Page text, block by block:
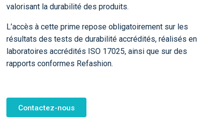
valorisant la durabilité des produits.
L’accès à cette prime repose obligatoirement sur les
résultats des tests de durabilité accrédités, réalisés en
laboratoires accrédités ISO 17025, ainsi que sur des
rapports conformes Refashion.
Contactez-nous